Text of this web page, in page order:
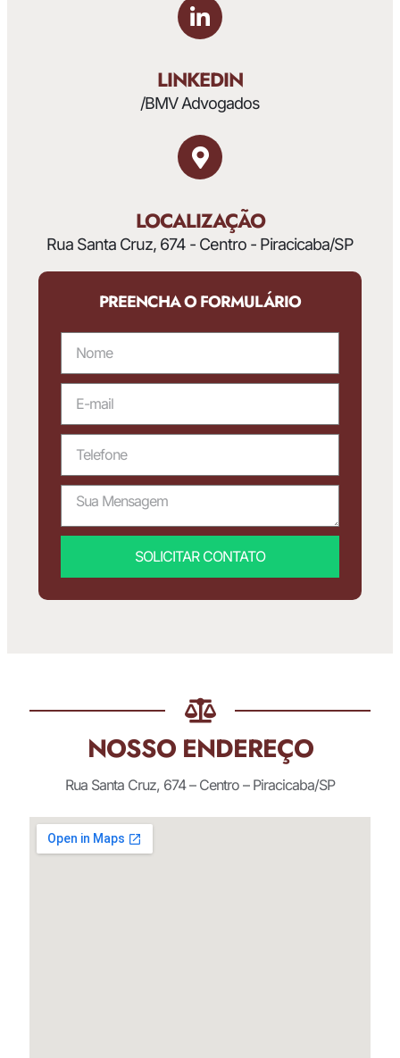
LINKEDIN
/BMV Advogados
LOCALIZAÇÃO
Rua Santa Cruz, 674 - Centro - Piracicaba/SP
PREENCHA O FORMULÁRIO
SOLICITAR CONTATO
NOSSO ENDEREÇO
Rua Santa Cruz, 674 – Centro – Piracicaba/SP